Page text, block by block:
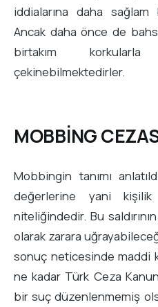
iddialarına daha
Ancak daha önce de
birtakım
çekinebilmektedirler.
MOBBİNG
Mobbingin tanımı
değerlerine yani kişilik
niteliğindedir. Bu
olarak zarara
sonuç neticesinde maddi
ne kadar Türk Ceza
bir suç düzenlenmemiş